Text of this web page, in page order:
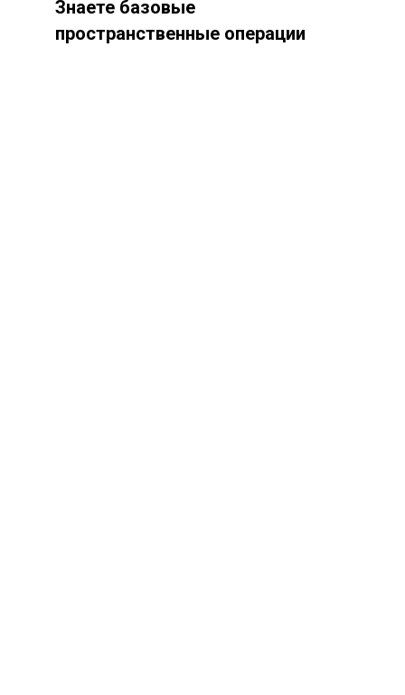
Знаете базовые
пространственные операции